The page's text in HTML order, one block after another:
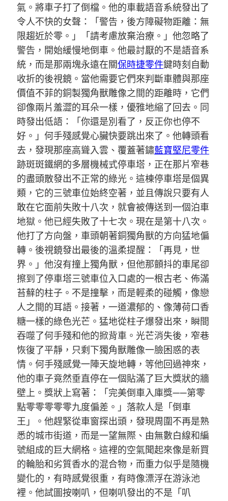
氣。將車子打了倒檔。他的車載語音系統發出了
令人不快的女聲：「警告，後方障礙物距離：無
限趨近於零。」「請考慮放棄治療。」他忽略了
警告，開始緩慢地倒車。他最討厭的不是語音系
統，而是那兩塊永遠在關保時捷零件鍵時刻自動
收折的後視鏡。當他需要它們來判斷車體與那座
價值不菲的銅製獨角獸雕像之間的距離時，它們
卻像兩片羞澀的耳朵一樣，優雅地縮了回去。同
時發出低語：「你還是別看了，反正你也停不
好。」何手殘感覺心臟快要跳出來了。他轉頭看
去，發現那座高聳入雲、覆蓋著鏽藍寶堅尼零件
跡斑斑鐵網的多層機械式停車塔，正在那片窄巷
的盡頭散發出不正常的綠光。這棟停車塔是個異
類，它的三號車位始終空著，並且傳說只要有人
敢在它面前失敗十八次，就會被傳送到一個泊車
地獄。他已經失敗了十七次。現在是第十八次。
他打了方向盤，車頭朝著銅獨角獸的方向猛地偏
轉。後視鏡發出最後的溫柔提醒：「再見，世
界。」他沒有撞上獨角獸，但他那顫抖的車尾卻
擦到了停車塔三號車位入口處的一根古老、佈滿
苔蘚的柱子。不是撞擊，而是輕柔的碰觸，像戀
人之間的耳語。接著，一道濃郁的、像薄荷口香
糖一樣的綠色光芒。猛地從柱子爆發出來，瞬間
吞噬了何手殘和他的掀背車。光芒消失後，窄巷
恢復了平靜，只剩下獨角獸雕像一臉困惑的表
情。何手殘感覺一陣天旋地轉，等他回過神來，
他的車子竟然垂直停在一個貼滿了巨大獎狀的牆
壁上。獎狀上寫著：「完美倒車入庫獎——第零
點零零零零零九度偏差。」落款人是「倒車
王」。他趕緊從車窗探出頭，發現周圍不再是熟
悉的城市街道，而是一望無際、由無數白線和編
號組成的巨大網格。這裡的空氣聞起來像是新買
的輪胎和劣質香水的混合物，而重力似乎是隨機
變化的，有時感覺很重，有時像漂浮在游泳池
裡。他試圖按喇叭，但喇叭發出的不是「叭